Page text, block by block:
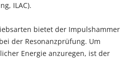
ILAC).
bietet der Impulshammer
der Resonanzprüfung. Um
Energie anzuregen, ist der